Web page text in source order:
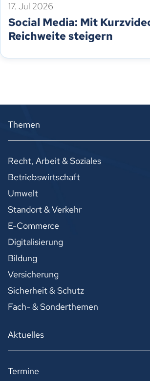
17. Jul 2026
Social Media: Mit
Reichweite steigern
Themen
Recht, Arbeit & Soziales
Betriebswirtschaft
Umwelt
Standort & Verkehr
E-Commerce
Digitalisierung
Bildung
Versicherung
Sicherheit & Schutz
Fach- & Sonderthemen
Aktuelles
Termine